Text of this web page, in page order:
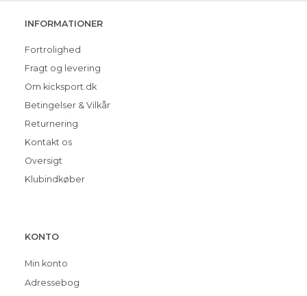
INFORMATIONER
Fortrolighed
Fragt og levering
Om kicksport.dk
Betingelser & Vilkår
Returnering
Kontakt os
Oversigt
Klubindkøber
KONTO
Min konto
Adressebog